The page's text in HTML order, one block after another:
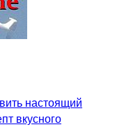
настоящий
вкусного